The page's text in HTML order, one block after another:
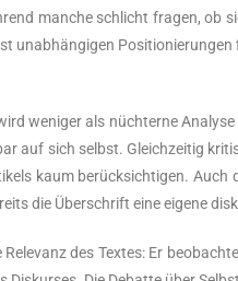
man­che schlicht fra­gen, ob
unab­hän­gi­gen
weni­ger als nüch­ter­ne
auf sich selbst. Gleich­zei­tig
kaum berück­sich­ti­gen.
die Über­schrift eine eige­ne
des Tex­tes: Er